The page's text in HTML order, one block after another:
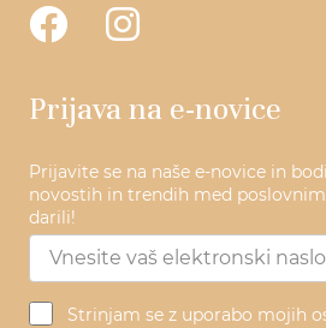
Prijava na e-novice
Prijavite se na naše e-novice in
novostih in trendih med
darili!
Strinjam se z uporabo mojih